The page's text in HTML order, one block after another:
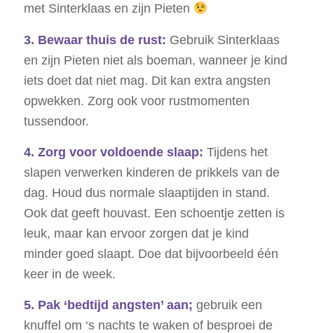
met Sinterklaas en zijn Pieten
3. Bewaar thuis de rust: Gebruik Sinterklaas
en zijn Pieten niet als boeman, wanneer je kind
iets doet dat niet mag. Dit kan extra angsten
opwekken. Zorg ook voor rustmomenten
tussendoor.
4. Zorg voor voldoende slaap: Tijdens het
slapen verwerken kinderen de prikkels van de
dag. Houd dus normale slaaptijden in stand.
Ook dat geeft houvast. Een schoentje zetten is
leuk, maar kan ervoor zorgen dat je kind
minder goed slaapt. Doe dat bijvoorbeeld één
keer in de week.
5. Pak ‘bedtijd angsten’ aan; gebruik een
knuffel om ‘s nachts te waken of besproei de